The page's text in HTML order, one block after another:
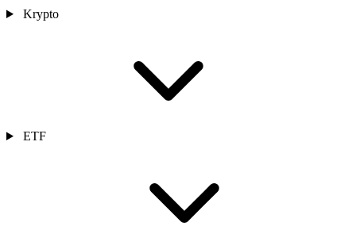
Krypto
ETF